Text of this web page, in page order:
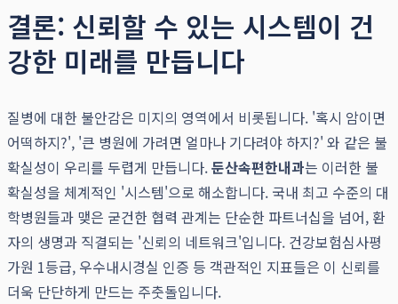
결론: 신뢰할 수 있는 시스템이 건
강한 미래를 만듭니다
질병에 대한 불안감은 미지의 영역에서 비롯됩니다. '혹시 암이면
어떡하지?', '큰 병원에 가려면 얼마나 기다려야 하지?' 와 같은 불
확실성이 우리를 두렵게 만듭니다.둔산속편한내과는 이러한 불
확실성을 체계적인 '시스템'으로 해소합니다. 국내 최고 수준의 대
학병원들과 맺은 굳건한 협력 관계는 단순한 파트너십을 넘어, 환
자의 생명과 직결되는 '신뢰의 네트워크'입니다. 건강보험심사평
가원 1등급, 우수내시경실 인증 등 객관적인 지표들은 이 신뢰를
더욱 단단하게 만드는 주춧돌입니다.